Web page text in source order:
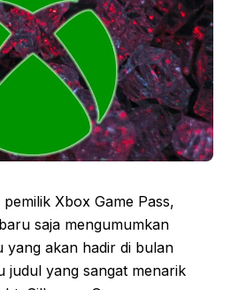
pemilik Xbox Game Pass,
saja mengumumkan
yang akan hadir di bulan
judul yang sangat menarik